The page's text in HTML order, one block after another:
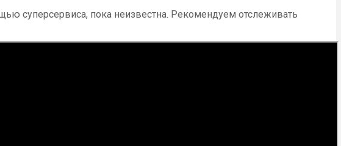
суперсервиса, пока неизвестна. Рекомендуем отслеживать